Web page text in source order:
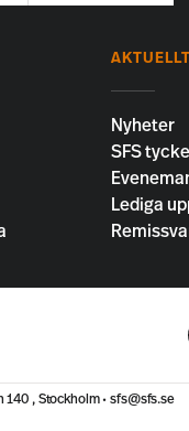
AKTUELLT
Nyheter
SFS
Lediga
140 , Stockholm sfs@sfs.se